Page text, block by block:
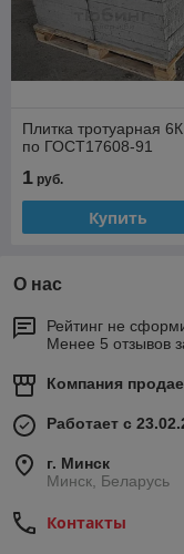
Плитка тротуарная
по ГОСТ17608-91
1 руб.
Купить
О нас
Рейтинг не
Менее 5 отзывов
Компания
Работает с
г. Минск
Минск, Беларусь
Контакты